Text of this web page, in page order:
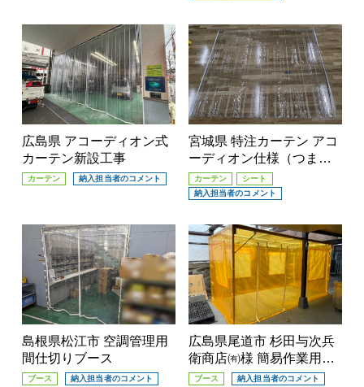
広島県 アコーディオン式
カーテン新設工事
カーテン 納入担当者のコメント
宮城県 特注カーテン アコ
ーディオン仕様（つまみ
縫製）
カーテン
シート
納入担当者のコメント
島根県松江市 空調管理用
間仕切りブース
ブース 納入担当者のコメント
広島県尾道市 杉田与次兵
衛商店㈲様 簡易作業用ブ
ース （組立式）
ブース 納入担当者のコメント